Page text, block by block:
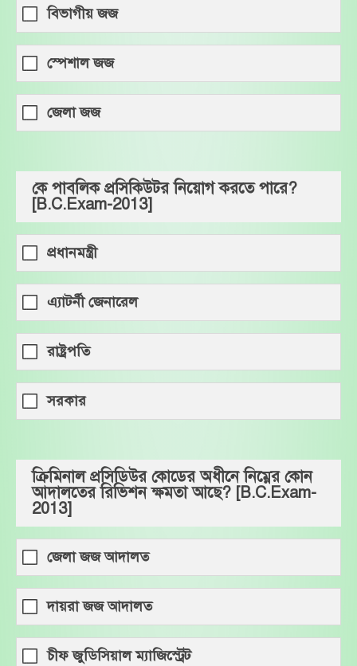
বিভাগীয় জজ
স্পেশাল জজ
জেলা জজ
কে পাবলিক প্রসিকিউটর নিয়োগ করতে পারে?
[B.C.Exam-2013]
প্রধানমন্ত্রী
এ্যাটর্নী জেনারেল
রাষ্ট্রপতি
সরকার
ক্রিমিনাল প্রসিডিউর কোডের অধীনে নিম্নের কোন
আদালতের রিভিশন ক্ষমতা আছে? [B.C.Exam-
2013]
জেলা জজ আদালত
দায়রা জজ আদালত
চীফ জুডিসিয়াল ম্যাজিস্ট্রেট